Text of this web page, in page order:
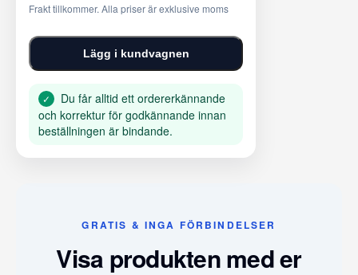
Frakt tillkommer. Alla priser är exklusive moms
Lägg i kundvagnen
✓
Du får alltid ett ordererkännande
och korrektur för godkännande innan
beställningen är bindande.
GRATIS & INGA FÖRBINDELSER
Visa produkten med er